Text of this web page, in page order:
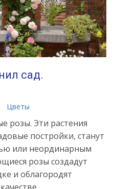
сад.
Цветы
розы. Эти растения
постройки, станут
или неординарным
розы создадут
и облагородят